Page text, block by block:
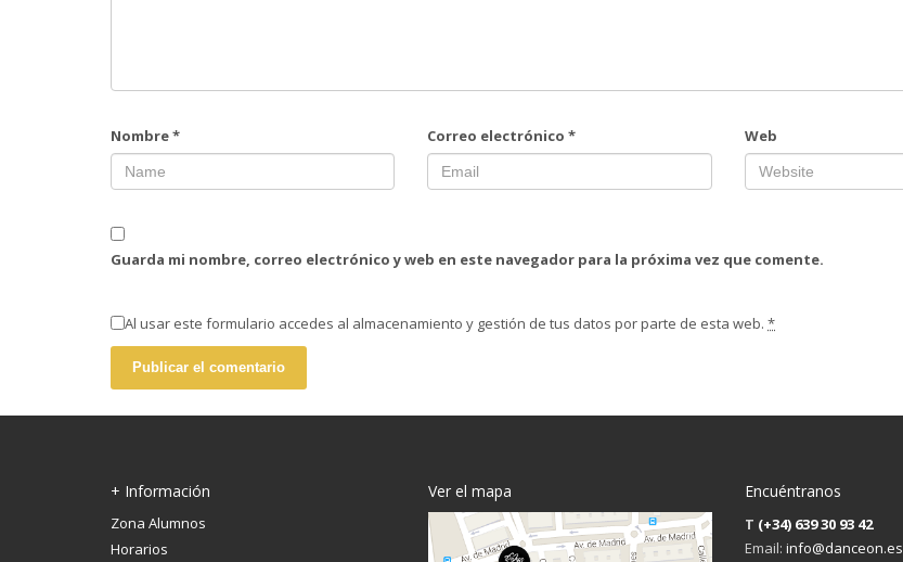
Nombre* Correo electrónico* Web
Guarda mi nombre, correo electrónico y web en este navegador para la próxima vez que comente.
Al usar este formulario accedes al almacenamiento y gestión de tus datos por parte de esta web. *
+ Información
Zona Alumnos
Horarios
Ver el mapa Encuéntranos
T (+34) 639 30 93 42
Email: info@danceon.es